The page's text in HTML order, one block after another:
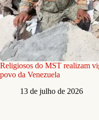
Religiosos do MST realizam
povo da Venezuela
13 de julho de 2026